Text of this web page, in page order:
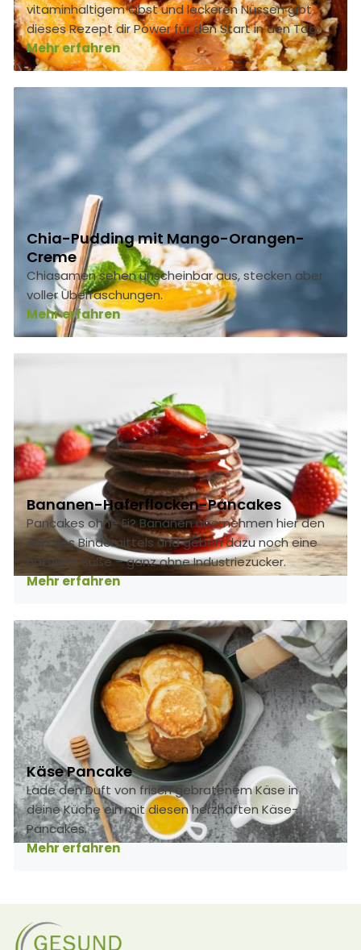
vitaminhaltigem Obst und leckeren Nüssen gibt
dieses Rezept dir Power für den Start in den Tag.
Mehr erfahren
Chia-Pudding mit Mango-Orangen-
Creme
Chiasamen sehen unscheinbar aus, stecken aber
voller Überraschungen.
Mehr erfahren
Bananen-Haferflocken-Pancakes
Pancakes ohne Ei? Bananen übernehmen hier den
Job des Bindemittels und geben dazu noch eine
natürlich Süße – ganz ohne Industriezucker.
Mehr erfahren
Käse Pancake
Lade den Duft von frisch gebratenem Käse in
deine Küche ein mit diesen herzhaften Käse-
Pancakes.
Mehr erfahren